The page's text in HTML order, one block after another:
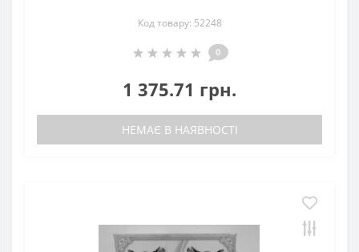
Код товару: 52248
0
1 375.71 грн.
НЕМАЄ В НАЯВНОСТІ